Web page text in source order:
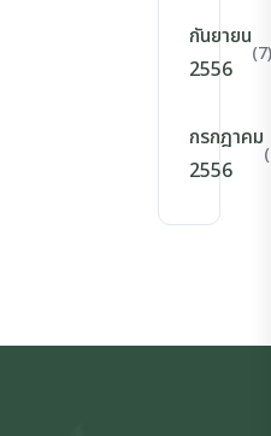
กันยายน
2556
(7)
กรกฎาคม
2556